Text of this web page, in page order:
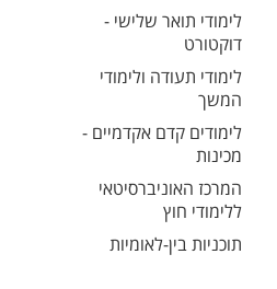
לימודי תואר שלישי -
דוקטורט
לימודי תעודה ולימודי
המשך
לימודים קדם אקדמיים -
מכינות
המרכז האוניברסיטאי
ללימודי חוץ
תוכניות בין-לאומיות